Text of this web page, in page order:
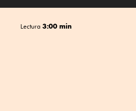
Lectura 3:00 min